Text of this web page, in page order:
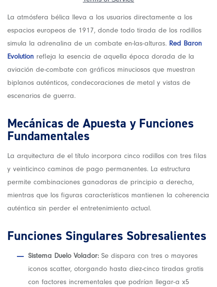
La atmósfera bélica lleva a los usuarios directamente a los
espacios europeos de 1917, donde todo tirada de los rodillos
simula la adrenalina de un combate en-las-alturas. Red Baron
Evolution refleja la esencia de aquella época dorada de la
aviación de-combate con gráficos minuciosos que muestran
biplanos auténticos, condecoraciones de metal y vistas de
escenarios de guerra.
Mecánicas de Apuesta y Funciones
Fundamentales
La arquitectura de el título incorpora cinco rodillos con tres filas
y veinticinco caminos de pago permanentes. La estructura
permite combinaciones ganadoras de principio a derecha,
mientras que los figuras característicos mantienen la coherencia
auténtica sin perder el entretenimiento actual.
Funciones Singulares Sobresalientes
Sistema Duelo Volador:Se dispara con tres o mayores
iconos scatter, otorgando hasta diez-cinco tiradas gratis
con factores incrementales que podrían llegar-a x5